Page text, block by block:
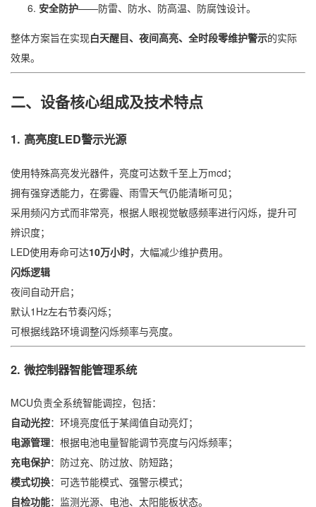
安全防护——防雷、防水、防高温、防腐蚀设计。
整体方案旨在实现白天醒目、夜间高亮、全时段零维护警示的实际
效果。
二、设备核心组成及技术特点
1. 高亮度LED警示光源
使用特殊高亮发光器件，亮度可达数千至上万mcd；
拥有强穿透能力，在雾霾、雨雪天气仍能清晰可见；
采用频闪方式而非常亮，根据人眼视觉敏感频率进行闪烁，提升可
辨识度；
LED使用寿命可达10万小时，大幅减少维护费用。
闪烁逻辑
夜间自动开启；
默认1Hz左右节奏闪烁；
可根据线路环境调整闪烁频率与亮度。
2. 微控制器智能管理系统
MCU负责全系统智能调控，包括：
自动光控：环境亮度低于某阈值自动亮灯；
电源管理：根据电池电量智能调节亮度与闪烁频率；
充电保护：防过充、防过放、防短路；
模式切换：可选节能模式、强警示模式；
自检功能：监测光源、电池、太阳能板状态。